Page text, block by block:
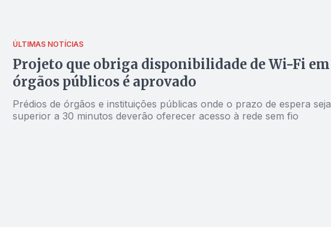
ÚLTIMAS NOTÍCIAS
Projeto que obriga disponibilidade de Wi-Fi em
órgãos públicos é aprovado
Prédios de órgãos e instituições públicas onde o prazo de espera seja
superior a 30 minutos deverão oferecer acesso à rede sem fio